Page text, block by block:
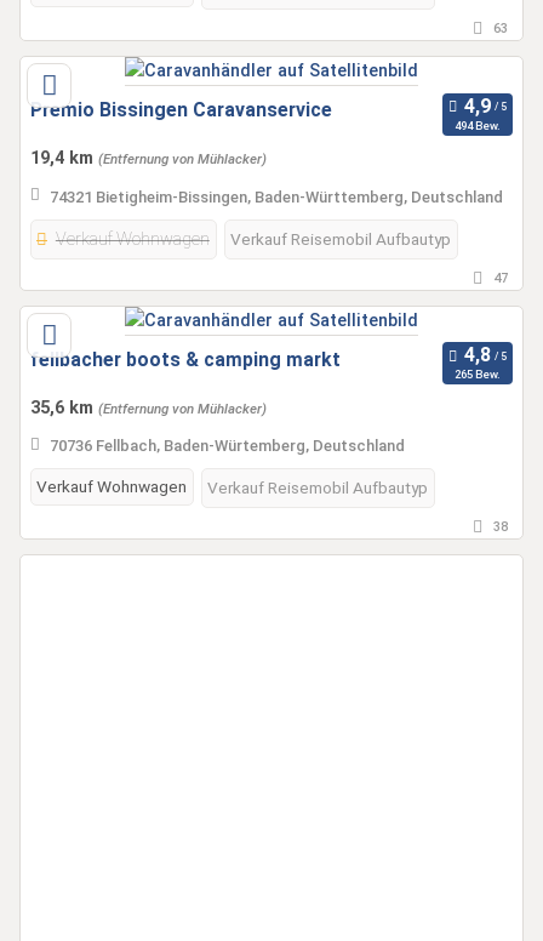
63
Premio Bissingen Caravanservice
494 Bew.
19,4 km (Entfernung von Mühlacker)
74321 Bietigheim-Bissingen, Baden-Württemberg, Deutschland
Verkauf Wohnwagen Verkauf Reisemobil Aufbautyp
47
fellbacher boots & camping markt
265 Bew.
35,6 km (Entfernung von Mühlacker)
70736 Fellbach, Baden-Würtemberg, Deutschland
Verkauf Wohnwagen Verkauf Reisemobil Aufbautyp
38